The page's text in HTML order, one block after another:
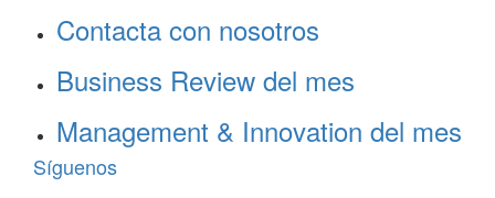
Contacta con nosotros
Business Review del mes
Management & Innovation del mes
Síguenos